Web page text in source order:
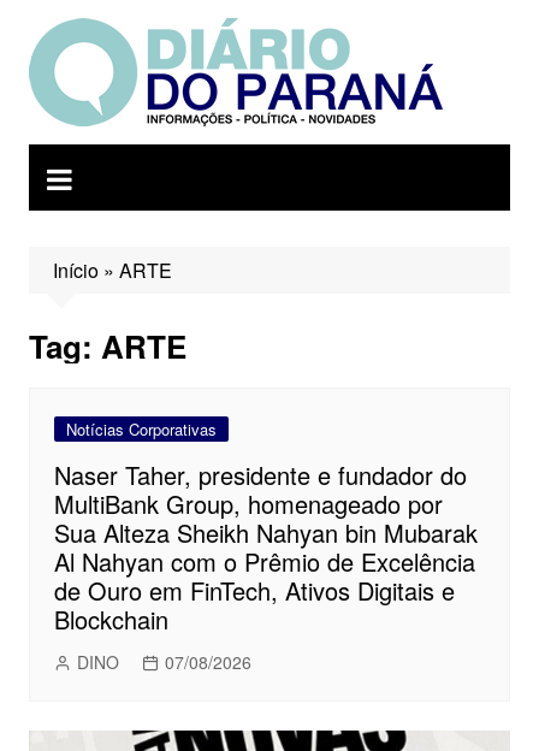
para
conteúdo
Início» ARTE
Tag: ARTE
Notícias Corporativas
Naser Taher, presidente e fundador do
MultiBank Group, homenageado por
Sua Alteza Sheikh Nahyan bin Mubarak
Al Nahyan com o Prêmio de Excelência
de Ouro em FinTech, Ativos Digitais e
Blockchain
DINO 07/08/2026